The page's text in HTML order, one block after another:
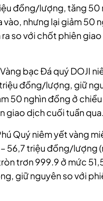
đồng/lượng, tăng 50
vào, nhưng lại giảm 50
ra so với chốt phiên
bạc Đá quý DOJI
đồng/lượng, giữ
50 nghìn đồng ở chiều
giao dịch cuối tuần qua.
Quý niêm yết vàng
56,7 triệu đồng/lượng
trơn 999.9 ở mức
giữ nguyên so với